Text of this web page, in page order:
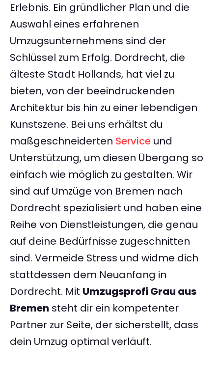
Erlebnis. Ein gründlicher Plan und die
Auswahl eines erfahrenen
Umzugsunternehmens sind der
Schlüssel zum Erfolg. Dordrecht, die
älteste Stadt Hollands, hat viel zu
bieten, von der beeindruckenden
Architektur bis hin zu einer lebendigen
Kunstszene. Bei uns erhältst du
maßgeschneiderten Service und
Unterstützung, um diesen Übergang so
einfach wie möglich zu gestalten. Wir
sind auf Umzüge von Bremen nach
Dordrecht spezialisiert und haben eine
Reihe von Dienstleistungen, die genau
auf deine Bedürfnisse zugeschnitten
sind. Vermeide Stress und widme dich
stattdessen dem Neuanfang in
Dordrecht. Mit Umzugsprofi Grau aus
Bremen steht dir ein kompetenter
Partner zur Seite, der sicherstellt, dass
dein Umzug optimal verläuft.